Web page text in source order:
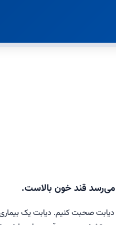
می‌رسد قند خون بالاست.